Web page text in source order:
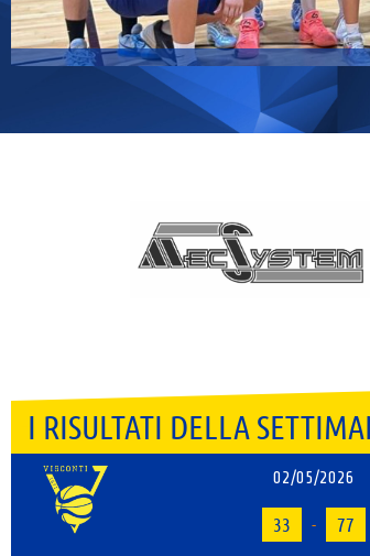
ESORDIO FELICE PER LA DR1!
I RISULTATI DELLA
02/05/2026
33 - 77